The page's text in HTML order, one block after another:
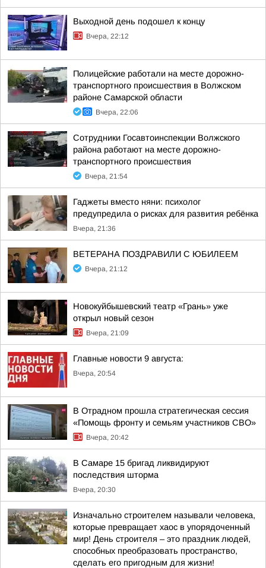
Выходной день подошел к концу
Вчера, 22:12
Полицейские работали на месте дорожно-
транспортного происшествия в Волжском
районе Самарской области
Вчера, 22:06
Сотрудники Госавтоинспекции Волжского
района работают на месте дорожно-
транспортного происшествия
Вчера, 21:54
Гаджеты вместо няни: психолог
предупредила о рисках для развития ребёнка
Вчера, 21:36
ВЕТЕРАНА ПОЗДРАВИЛИ С ЮБИЛЕЕМ
Вчера, 21:12
Новокуйбышевский театр «Грань» уже
открыл новый сезон
Вчера, 21:09
Главные новости 9 августа:
Вчера, 20:54
В Отрадном прошла стратегическая сессия
«Помощь фронту и семьям участников СВО»
Вчера, 20:42
В Самаре 15 бригад ликвидируют
последствия шторма
Вчера, 20:30
Изначально строителем называли человека,
которые превращает хаос в упорядоченный
мир! День строителя – это праздник людей,
способных преобразовать пространство,
сделать его пригодным для жизни!